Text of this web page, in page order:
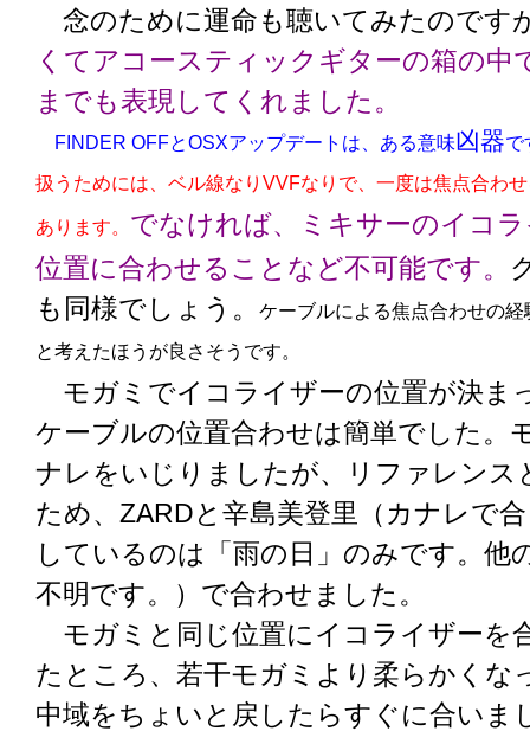
念のために運命も聴いてみたのです
くてアコースティックギターの箱の中
までも表現してくれました。
FINDER OFFとOSXアップデートは、ある意味凶器で
扱うためには、ベル線なりVVFなりで、一度は焦点合わ
あります。 でなければ、ミキサーのイコ
位置に合わせることなど不可能です。
も同様でしょう。
ケーブルによる焦点合わせの
と考えたほうが良さそうです。
モガミでイコライザーの位置が決ま
ケーブルの位置合わせは簡単でした。
ナレをいじりましたが、リファレンス
ため、ZARDと辛島美登里（カナレで
しているのは「雨の日」のみです。他
不明です。）で合わせました。
モガミと同じ位置にイコライザーを
たところ、若干モガミより柔らかくな
中域をちょいと戻したらすぐに合いま